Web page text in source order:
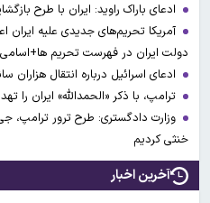
ادعای باراک راوید: ایران با طرح
دولت ایران در فهرست تحریم ها+اسامی
ادعای اسرائیل درباره انتقال هزاران
ترامپ، با ذکر «الحمدالله» ایران را
وزارت دادگستری: طرح ترور ترامپ،
خنثی کردیم
آخرین اخبار